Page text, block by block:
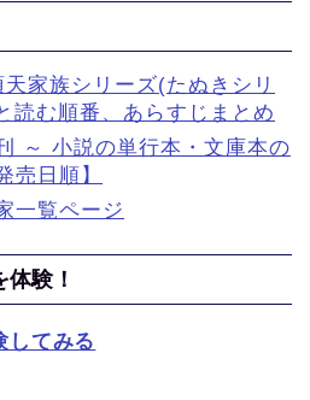
家族シリーズ(たぬきシリ
読む順番、あらすじまとめ
～ 小説の単行本・文庫本の
売日順】
一覧ページ
験！
てみる